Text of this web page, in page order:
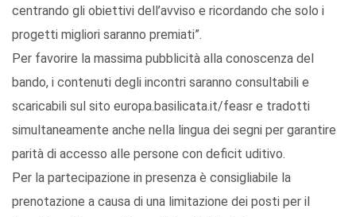
centrando gli obiettivi dell’avviso e ricordando che solo i
progetti migliori saranno premiati”.
Per favorire la massima pubblicità alla conoscenza del
bando, i contenuti degli incontri saranno consultabili e
scaricabili sul sito europa.basilicata.it/feasr e tradotti
simultaneamente anche nella lingua dei segni per garantire
parità di accesso alle persone con deficit uditivo.
Per la partecipazione in presenza è consigliabile la
prenotazione a causa di una limitazione dei posti per il